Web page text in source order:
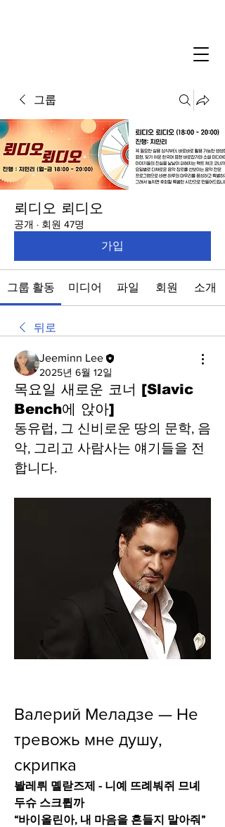
그룹
뢰디오 뢰디오
공개 · 회원 47명
가입
그룹 활동 미디어 파일 회원 소개
뒤로
Jeeminn Lee
2025년 6월 12일
목요일 새로운 코너 [Slavic
Bench에 앉아]
동유럽, 그 신비로운 땅의 문학, 음
악, 그리고 사람사는 얘기들을 전
합니다.
Валерий Меладзе — Не
тревожь мне душу,
скрипка
봘레뤼 몔랃즈제 - 니예 뜨례붜쥐 므녜
두슈 스크륍까
“바이올린아, 내 마음을 흔들지 말아줘”